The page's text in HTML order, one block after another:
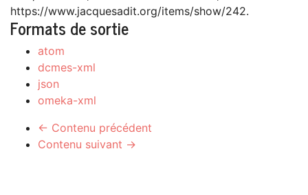
https://www.jacquesadit.org/items/show/242.
Formats de sortie
atom
dcmes-xml
json
omeka-xml
← Contenu précédent
Contenu suivant →